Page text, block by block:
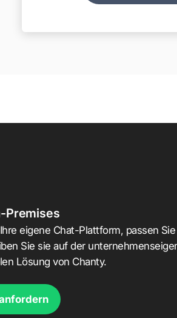
Premises
eigene Chat-Plattform, passen
Sie sie auf der
Lösung von Chanty.